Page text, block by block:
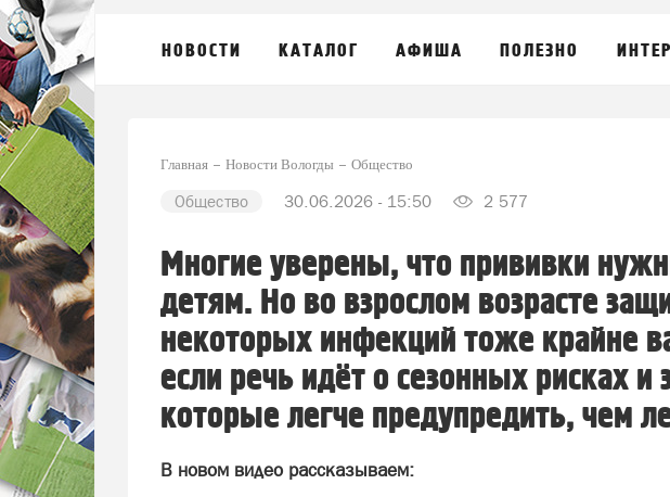
НОВОСТИ КАТАЛОГ АФИША ПОЛЕЗНО
Главная Новости Вологды Общество
Общество 30.06.2026 - 15:50 2 577
Многие уверены, что прививки
детям. Но во взрослом возрасте
некоторых инфекций тоже крайне
если речь идёт о сезонных рисках и
которые легче предупредить, чем
В новом видео рассказываем: